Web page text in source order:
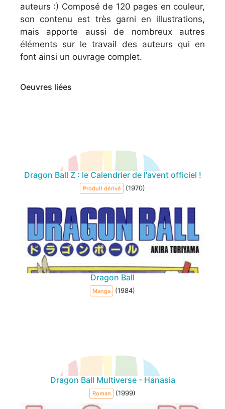
auteurs :) Composé de 120 pages en couleur,
son contenu est très garni en illustrations,
mais apporte aussi de nombreux autres
éléments sur le travail des auteurs qui en
font ainsi un ouvrage complet.
Oeuvres liées
Dragon Ball Z : le Calendrier de l'avent officiel !
Produit dérivé (1970)
Dragon Ball
Manga (1984)
Dragon Ball Multiverse - Hanasia
Roman (1999)